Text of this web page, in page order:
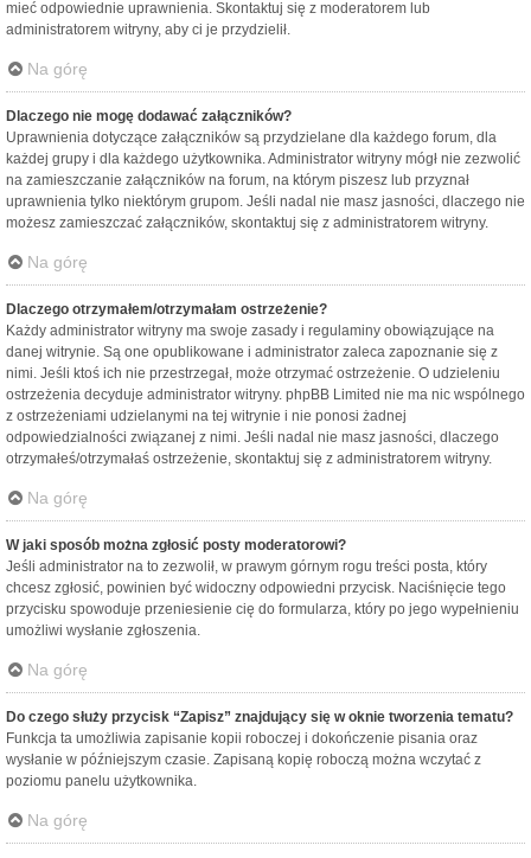
mieć odpowiednie uprawnienia. Skontaktuj się z moderatorem lub
administratorem witryny, aby ci je przydzielił.
Na górę
Dlaczego nie mogę dodawać załączników?
Uprawnienia dotyczące załączników są przydzielane dla każdego forum, dla
każdej grupy i dla każdego użytkownika. Administrator witryny mógł nie zezwolić
na zamieszczanie załączników na forum, na którym piszesz lub przyznał
uprawnienia tylko niektórym grupom. Jeśli nadal nie masz jasności, dlaczego nie
możesz zamieszczać załączników, skontaktuj się z administratorem witryny.
Na górę
Dlaczego otrzymałem/otrzymałam ostrzeżenie?
Każdy administrator witryny ma swoje zasady i regulaminy obowiązujące na
danej witrynie. Są one opublikowane i administrator zaleca zapoznanie się z
nimi. Jeśli ktoś ich nie przestrzegał, może otrzymać ostrzeżenie. O udzieleniu
ostrzeżenia decyduje administrator witryny. phpBB Limited nie ma nic wspólnego
z ostrzeżeniami udzielanymi na tej witrynie i nie ponosi żadnej
odpowiedzialności związanej z nimi. Jeśli nadal nie masz jasności, dlaczego
otrzymałeś/otrzymałaś ostrzeżenie, skontaktuj się z administratorem witryny.
Na górę
W jaki sposób można zgłosić posty moderatorowi?
Jeśli administrator na to zezwolił, w prawym górnym rogu treści posta, który
chcesz zgłosić, powinien być widoczny odpowiedni przycisk. Naciśnięcie tego
przycisku spowoduje przeniesienie cię do formularza, który po jego wypełnieniu
umożliwi wysłanie zgłoszenia.
Na górę
Do czego służy przycisk “Zapisz” znajdujący się w oknie tworzenia tematu?
Funkcja ta umożliwia zapisanie kopii roboczej i dokończenie pisania oraz
wysłanie w późniejszym czasie. Zapisaną kopię roboczą można wczytać z
poziomu panelu użytkownika.
Na górę